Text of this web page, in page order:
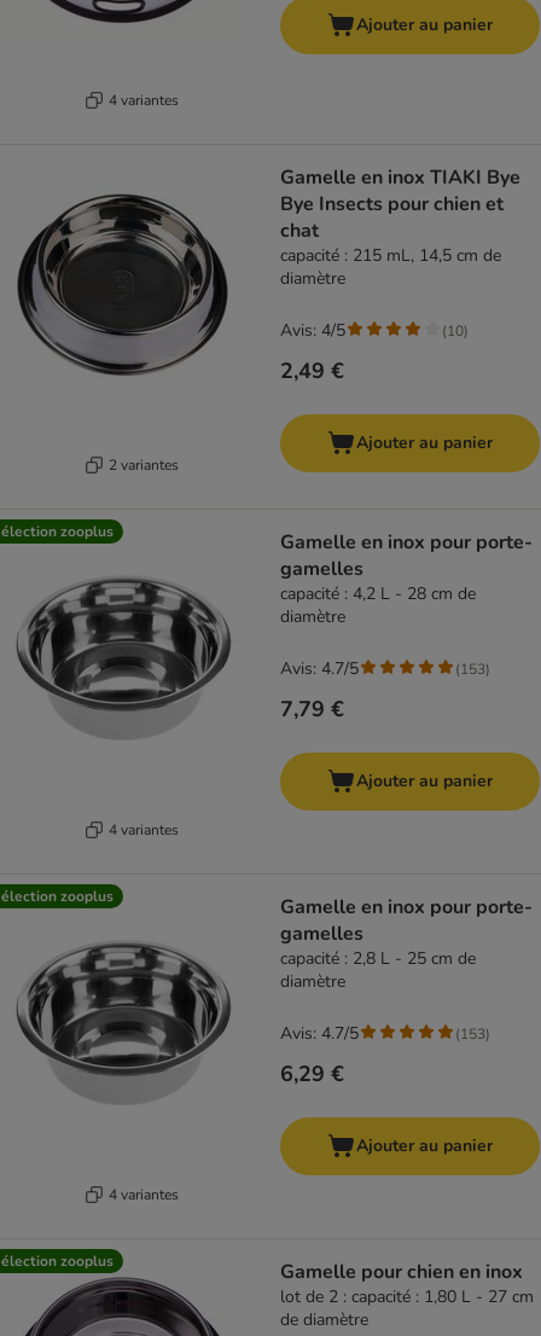
4 variantes
Ajouter au panier
2 variantes
Gamelle en inox TIAKI Bye
Bye Insects pour chien et
chat
capacité : 215 mL, 14,5 cm de
diamètre
2,49 €
Avis: 4/5 (10)
Ajouter au panier
zooplus
4 variantes
Gamelle en inox pour porte-
gamelles
capacité : 4,2 L - 28 cm de
diamètre
7,79 €
Avis: 4.7/5 (153)
Ajouter au panier
zooplus
4 variantes
Gamelle en inox pour porte-
gamelles
capacité : 2,8 L - 25 cm de
diamètre
6,29 €
Avis: 4.7/5 (153)
Ajouter au panier
zooplus Gamelle pour chien en inox
lot de 2 : capacité : 1,80 L - 27 cm
de diamètre